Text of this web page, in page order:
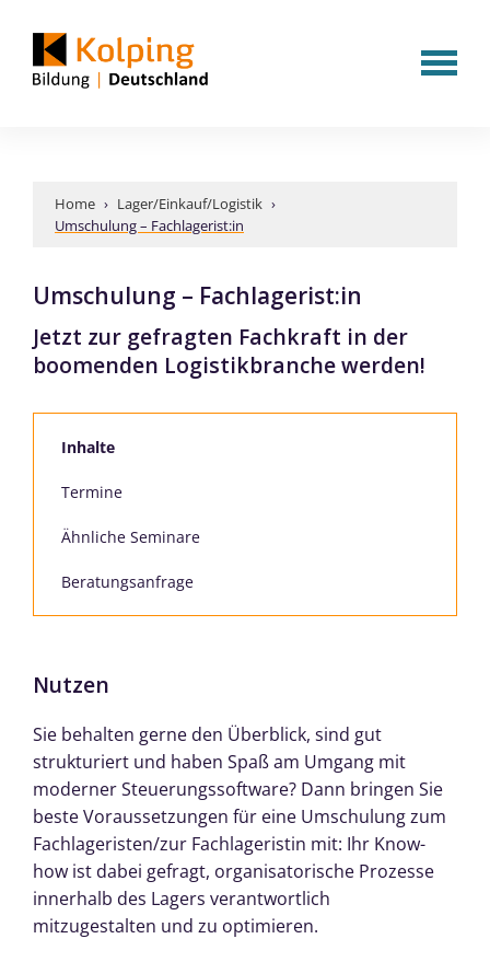
Home › Lager/Einkauf/Logistik ›
Umschulung – Fachlagerist:in
Umschulung – Fachlagerist:in
Jetzt zur gefragten Fachkraft in der
boomenden Logistikbranche werden!
Inhalte
Termine
Ähnliche Seminare
Beratungsanfrage
Nutzen
Sie behalten gerne den Überblick, sind gut
strukturiert und haben Spaß am Umgang mit
moderner Steuerungssoftware? Dann bringen Sie
beste Voraussetzungen für eine Umschulung zum
Fachlageristen/zur Fachlageristin mit: Ihr Know-
how ist dabei gefragt, organisatorische Prozesse
innerhalb des Lagers verantwortlich
mitzugestalten und zu optimieren.